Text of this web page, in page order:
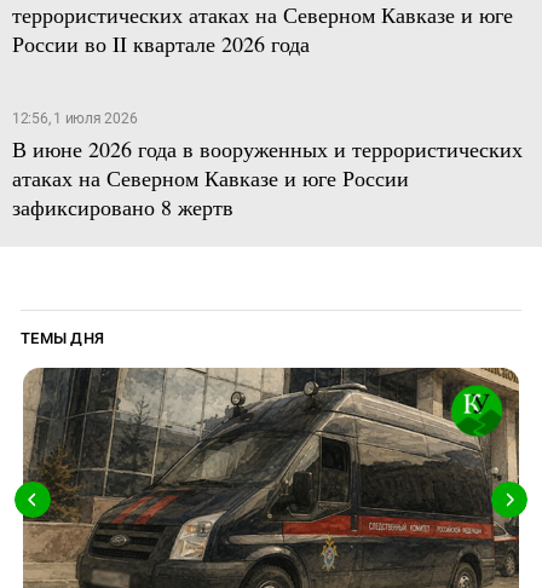
террористических атаках на Северном Кавказе и юге
России во II квартале 2026 года
12:56, 1 июля 2026
В июне 2026 года в вооруженных и террористических
атаках на Северном Кавказе и юге России
зафиксировано 8 жертв
ТЕМЫ ДНЯ